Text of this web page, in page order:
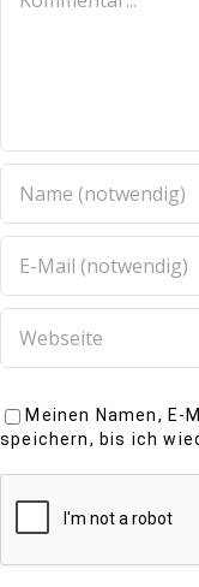
Meinen Namen, E-
speichern, bis ich